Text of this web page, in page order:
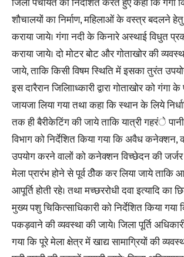
शौचालयों का निर्माण, महिलाओं के वस्त्र बदलने
कराया जाये। गंगा नदी के किनारे अस्थाई विधुत
कराया जाये। दो मोटर बोट और गोताखोर की
जाये, ताकि किसी विषम स्थिति में इसका तुरंत
इस दारैरान जिलाािध्कारी द्वारा गोताखोर को गंगा
जायजा लिया गया तथा कहा कि स्थान के लिये
तक ही बैरीकेटिंग की जाये ताकि यात्री गहरंे पानी
विभाग को निर्देशित किया गया कि अवैध कनेक्शन,
उपयोग करने वालों को कनेक्शन विच्छेदन की जर्जर
मेला प्रारंभ होने से पूर्व ठीेक कर लिया जाये ताकि
आपूर्ति होती रहे। तथा मच्छररोधी दवा इत्यादि का
मुख्य पशु चिकित्साधिकारी को निर्देशित किया
पकड़वाने की व्यवस्था की जाये। जिला पूर्ति
गया कि पूरे मेला क्षेत्र में खाद्य सामाग्रियों की